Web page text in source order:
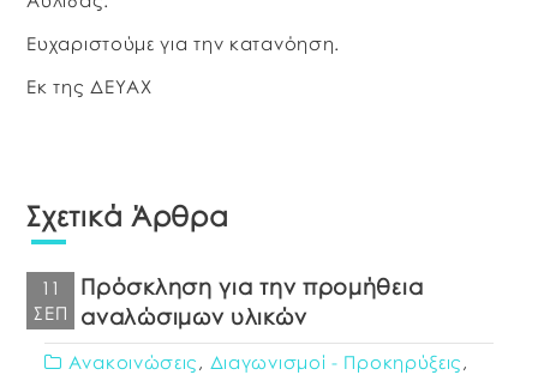
Ευχαριστούμε για την κατανόηση.
Εκ της ΔΕΥΑΧ
Σχετικά Άρθρα
11
ΣΕΠ
Πρόσκληση για την προμήθεια
αναλώσιμων υλικών
Ανακοινώσεις , Διαγωνισμοί - Προκηρύξεις ,